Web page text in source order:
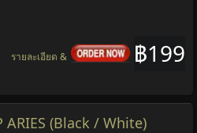
฿199
รายละเอียด &
ARIES (Black / White)